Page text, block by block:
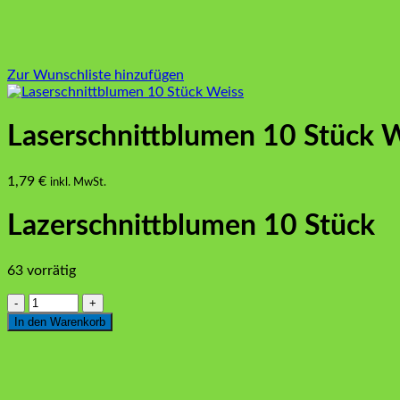
Zur Wunschliste hinzufügen
Laserschnittblumen 10 Stück
1,79 € inkl. MwSt.
Lazerschnittblumen 10 Stück
63 vorrätig
Laserschnittblumen
10
Stück
In den Warenkorb